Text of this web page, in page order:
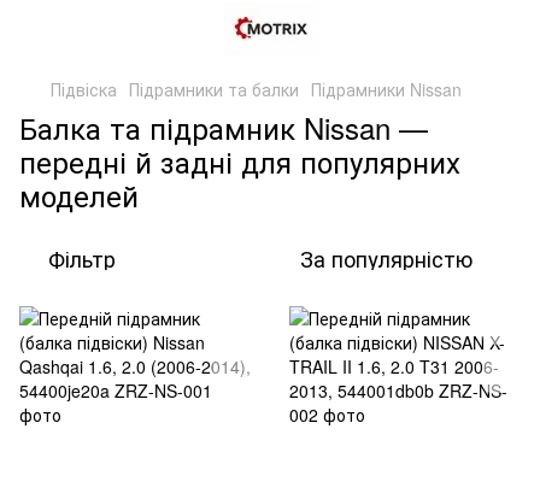
Підвіска Підрамники та балки Підрамники Nissan
Балка та підрамник Nissan —
передні й задні для популярних
моделей
Фільтр За популярністю